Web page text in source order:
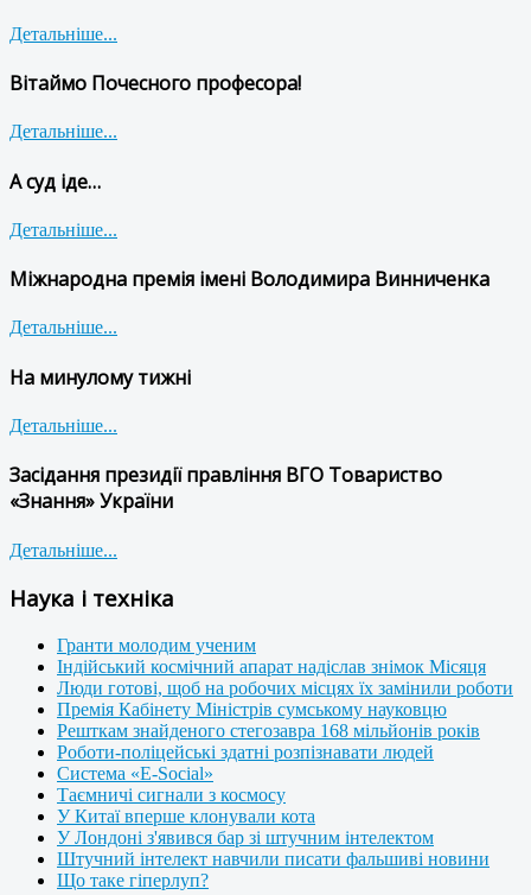
Детальніше...
Вітаймо Почесного професора!
Детальніше...
А суд іде…
Детальніше...
Міжнародна премія імені Володимира Винниченка
Детальніше...
На минулому тижні
Детальніше...
Засідання президії правління ВГО Товариство
«Знання» України
Детальніше...
Наука і техніка
Гранти молодим ученим
Індійський космічний апарат надіслав знімок Місяця
Люди готові, щоб на робочих місцях їх замінили роботи
Премія Кабінету Міністрів сумському науковцю
Решткам знайденого стегозавра 168 мільйонів років
Роботи-поліцейські здатні розпізнавати людей
Система «E-Social»
Таємничі сигнали з космосу
У Китаї вперше клонували кота
У Лондоні з'явився бар зі штучним інтелектом
Штучний інтелект навчили писати фальшиві новини
Що таке гіперлуп?